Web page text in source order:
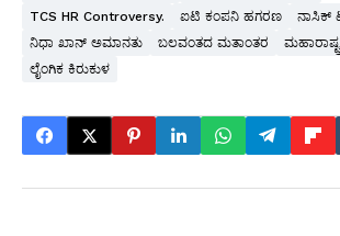
TCS HR Controversy.
ಐಟಿ ಕಂಪನಿ ಹಗರಣ
ನಾಸಿಕ್
ನಿಧಾ ಖಾನ್ ಅಮಾನತು
ಬಲವಂತದ ಮತಾಂತರ
ಲೈಂಗಿಕ ಕಿರುಕುಳ